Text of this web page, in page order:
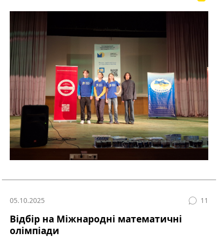
05.10.2025 11
Відбір на Міжнародні математичні
олімпіади